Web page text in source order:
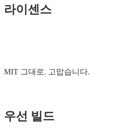
라이센스
MIT 그대로. 고맙습니다.
우선 빌드